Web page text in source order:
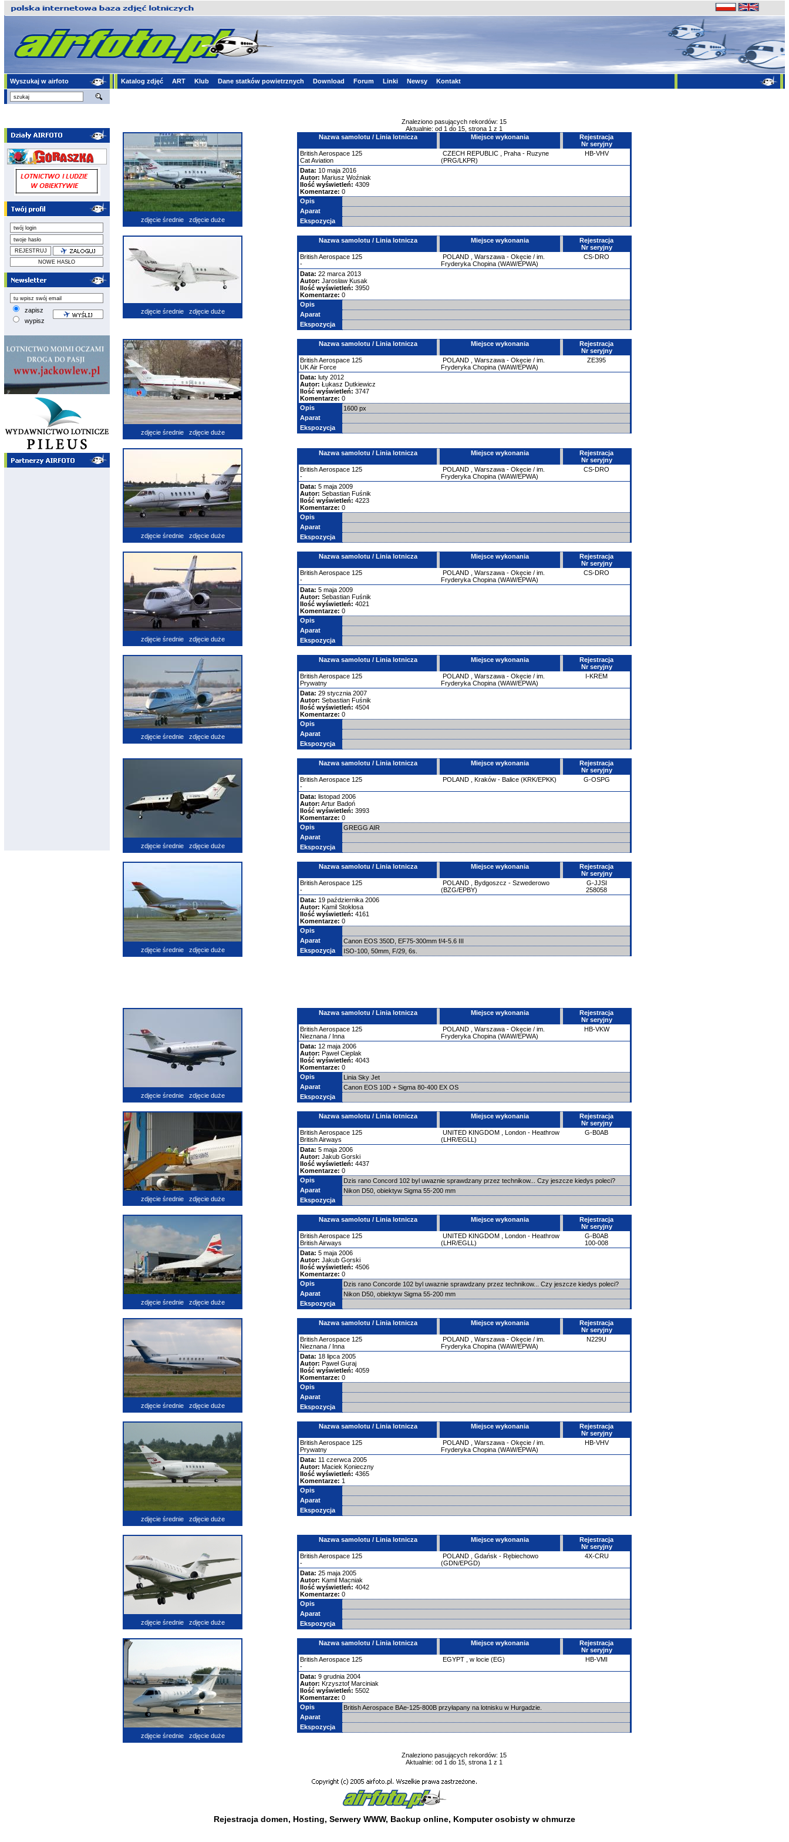
Wyszukaj w airfoto Katalog zdjęć ART Klub Dane statków powietrznych Download Forum Linki Newsy Kontakt
zapisz
wypisz
Znaleziono pasujących rekordów: 15
Aktualnie: od 1 do 15, strona 1 z 1
zdjęcie średnie zdjęcie duże
Nazwa samolotu / Linia lotnicza Miejsce wykonania
Rejestracja
Nr seryjny
British Aerospace 125
Cat Aviation
CZECH REPUBLIC
Praha - Ruzyne
(PRG/LKPR)
HB-VHV
Data: 10 maja 2016
Autor: Mariusz Woźniak
Ilość wyświetleń: 4309
Komentarze: 0
Opis
Aparat
Ekspozycja
zdjęcie średnie zdjęcie duże
Nazwa samolotu / Linia lotnicza Miejsce wykonania
Rejestracja
Nr seryjny
British Aerospace 125
-
POLAND
Warszawa - Okęcie / im.
Fryderyka Chopina (WAW/EPWA)
CS-DRO
Data: 22 marca 2013
Autor: Jarosław Kusak
Ilość wyświetleń: 3950
Komentarze: 0
Opis
Aparat
Ekspozycja
zdjęcie średnie zdjęcie duże
Nazwa samolotu / Linia lotnicza Miejsce wykonania
Rejestracja
Nr seryjny
British Aerospace 125
UK Air Force
POLAND
Warszawa - Okęcie / im.
Fryderyka Chopina (WAW/EPWA)
ZE395
Data: luty 2012
Autor: Łukasz Dutkiewicz
Ilość wyświetleń: 3747
Komentarze: 0
Opis
1600 px
Aparat
Ekspozycja
zdjęcie średnie zdjęcie duże
Nazwa samolotu / Linia lotnicza Miejsce wykonania
Rejestracja
Nr seryjny
British Aerospace 125
-
POLAND
Warszawa - Okęcie / im.
Fryderyka Chopina (WAW/EPWA)
CS-DRO
Data: 5 maja 2009
Autor: Sebastian Fuśnik
Ilość wyświetleń: 4223
Komentarze: 0
Opis
Aparat
Ekspozycja
zdjęcie średnie zdjęcie duże
Nazwa samolotu / Linia lotnicza Miejsce wykonania
Rejestracja
Nr seryjny
British Aerospace 125
-
POLAND
Warszawa - Okęcie / im.
Fryderyka Chopina (WAW/EPWA)
CS-DRO
Data: 5 maja 2009
Autor: Sebastian Fuśnik
Ilość wyświetleń: 4021
Komentarze: 0
Opis
Aparat
Ekspozycja
zdjęcie średnie zdjęcie duże
Nazwa samolotu / Linia lotnicza Miejsce wykonania
Rejestracja
Nr seryjny
British Aerospace 125
Prywatny
POLAND
Warszawa - Okęcie / im.
Fryderyka Chopina (WAW/EPWA)
I-KREM
Data: 29 stycznia 2007
Autor: Sebastian Fuśnik
Ilość wyświetleń: 4504
Komentarze: 0
Opis
Aparat
Ekspozycja
zdjęcie średnie zdjęcie duże
Nazwa samolotu / Linia lotnicza Miejsce wykonania
Rejestracja
Nr seryjny
British Aerospace 125
-
POLAND Kraków - Balice (KRK/EPKK) G-OSPG
Data: listopad 2006
Autor: Artur Badoń
Ilość wyświetleń: 3993
Komentarze: 0
Opis
GREGG AIR
Aparat
Ekspozycja
zdjęcie średnie zdjęcie duże
Nazwa samolotu / Linia lotnicza Miejsce wykonania
Rejestracja
Nr seryjny
British Aerospace 125
-
POLAND
Bydgoszcz - Szwederowo
(BZG/EPBY)
G-JJSI
258058
Data: 19 października 2006
Autor: Kamil Stokłosa
Ilość wyświetleń: 4161
Komentarze: 0
Opis
Aparat
Canon EOS 350D, EF75-300mm f/4-5.6 III
Ekspozycja
ISO-100, 50mm, F/29, 6s.
zdjęcie średnie zdjęcie duże
Nazwa samolotu / Linia lotnicza Miejsce wykonania
Rejestracja
Nr seryjny
British Aerospace 125
Nieznana / Inna
POLAND
Warszawa - Okęcie / im.
Fryderyka Chopina (WAW/EPWA)
HB-VKW
Data: 12 maja 2006
Autor: Paweł Cieplak
Ilość wyświetleń: 4043
Komentarze: 0
Opis
Linia Sky Jet
Aparat
Canon EOS 10D + Sigma 80-400 EX OS
Ekspozycja
zdjęcie średnie zdjęcie duże
Nazwa samolotu / Linia lotnicza Miejsce wykonania
Rejestracja
Nr seryjny
British Aerospace 125
British Airways
UNITED KINGDOM
London - Heathrow
(LHR/EGLL)
G-B0AB
Data: 5 maja 2006
Autor: Jakub Gorski
Ilość wyświetleń: 4437
Komentarze: 0
Opis
Dzis rano Concord 102 byl uwaznie sprawdzany przez technikow... Czy jeszcze kiedys poleci?
Aparat
Nikon D50, obiektyw Sigma 55-200 mm
Ekspozycja
zdjęcie średnie zdjęcie duże
Nazwa samolotu / Linia lotnicza Miejsce wykonania
Rejestracja
Nr seryjny
British Aerospace 125
British Airways
UNITED KINGDOM
London - Heathrow
(LHR/EGLL)
G-B0AB
100-008
Data: 5 maja 2006
Autor: Jakub Gorski
Ilość wyświetleń: 4506
Komentarze: 0
Opis
Dzis rano Concorde 102 byl uwaznie sprawdzany przez technikow... Czy jeszcze kiedys poleci?
Aparat
Nikon D50, obiektyw Sigma 55-200 mm
Ekspozycja
zdjęcie średnie zdjęcie duże
Nazwa samolotu / Linia lotnicza Miejsce wykonania
Rejestracja
Nr seryjny
British Aerospace 125
Nieznana / Inna
POLAND
Warszawa - Okęcie / im.
Fryderyka Chopina (WAW/EPWA)
N229U
Data: 18 lipca 2005
Autor: Paweł Guraj
Ilość wyświetleń: 4059
Komentarze: 0
Opis
Aparat
Ekspozycja
zdjęcie średnie zdjęcie duże
Nazwa samolotu / Linia lotnicza Miejsce wykonania
Rejestracja
Nr seryjny
British Aerospace 125
Prywatny
POLAND
Warszawa - Okęcie / im.
Fryderyka Chopina (WAW/EPWA)
HB-VHV
Data: 11 czerwca 2005
Autor: Maciek Konieczny
Ilość wyświetleń: 4365
Komentarze: 1
Opis
Aparat
Ekspozycja
zdjęcie średnie zdjęcie duże
Nazwa samolotu / Linia lotnicza Miejsce wykonania
Rejestracja
Nr seryjny
British Aerospace 125
-
POLAND
Gdańsk - Rębiechowo
(GDN/EPGD)
4X-CRU
Data: 25 maja 2005
Autor: Kamil Macniak
Ilość wyświetleń: 4042
Komentarze: 0
Opis
Aparat
Ekspozycja
zdjęcie średnie zdjęcie duże
Nazwa samolotu / Linia lotnicza Miejsce wykonania
Rejestracja
Nr seryjny
British Aerospace 125
-
EGYPT w locie (EG) HB-VMI
Data: 9 grudnia 2004
Autor: Krzysztof Marciniak
Ilość wyświetleń: 5502
Komentarze: 0
Opis
British Aerospace BAe-125-800B przyłapany na lotnisku w Hurgadzie.
Aparat
Ekspozycja
Znaleziono pasujących rekordów: 15
Aktualnie: od 1 do 15, strona 1 z 1
Rejestracja domen, Hosting, Serwery WWW, Backup online, Komputer osobisty w chmurze